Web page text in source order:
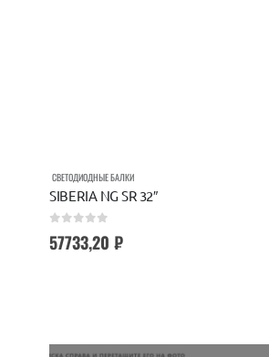
СВЕТОДИОДНЫЕ БАЛКИ
SIBERIA NG SR 32″
57733,20 ₽